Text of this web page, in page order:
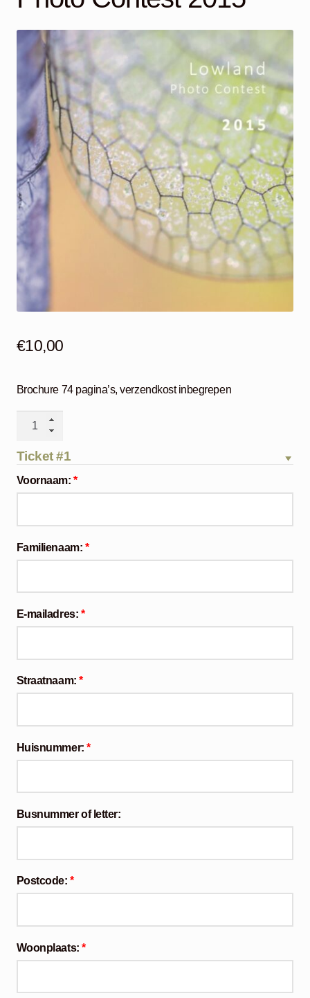
€10,00
Brochure 74 pagina’s, verzendkost inbegrepen
Brochure
Lowland
Photo
2015
Ticket #1
Voornaam:*
Familienaam: *
E-mailadres: *
Straatnaam:*
Huisnummer:*
Busnummer of letter:
Postcode:*
Woonplaats:*